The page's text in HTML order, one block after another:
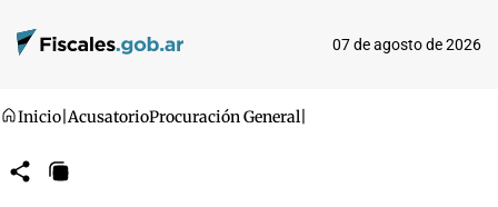
07 de agosto de 2026
Inicio AcusatorioProcuración General
CompartirCopiar